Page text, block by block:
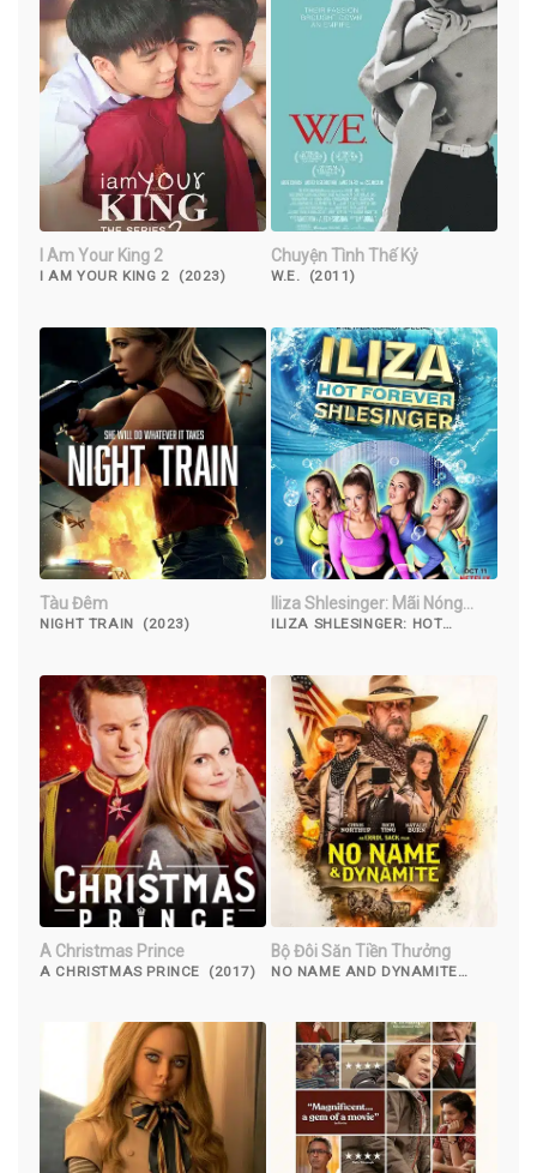
I Am Your King 2
I AM YOUR KING 2 (2023)
Chuyện Tình Thế Kỷ
W.E. (2011)
Tàu Đêm
NIGHT TRAIN (2023)
Iliza Shlesinger: Mãi Nóng
Bỏng
ILIZA SHLESINGER: HOT
A Christmas Prince
A CHRISTMAS PRINCE (2017)
Bộ Đôi Săn Tiền Thưởng
NO NAME AND DYNAMITE